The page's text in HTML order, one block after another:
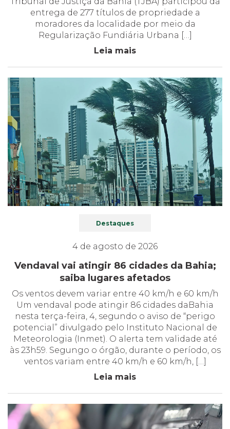
entrega de 277 títulos de propriedade a
moradores da localidade por meio da
Regularização Fundiária Urbana […]
Leia mais
Destaques
4 de agosto de 2026
Vendaval vai atingir 86 cidades da Bahia;
saiba lugares afetados
Os ventos devem variar entre 40 km/h e 60 km/h
Um vendaval pode atingir 86 cidades daBahia
nesta terça-feira, 4, segundo o aviso de “perigo
potencial” divulgado pelo Instituto Nacional de
Meteorologia (Inmet). O alerta tem validade até
às 23h59. Segungo o órgão, durante o período, os
ventos variam entre 40 km/h e 60 km/h, […]
Leia mais